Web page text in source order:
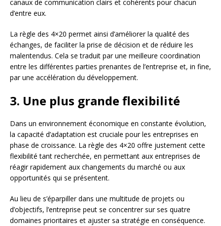
canaux de communication clairs et cohérents pour chacun
d’entre eux.
La règle des 4×20 permet ainsi d’améliorer la qualité des
échanges, de faciliter la prise de décision et de réduire les
malentendus. Cela se traduit par une meilleure coordination
entre les différentes parties prenantes de l’entreprise et, in fine,
par une accélération du développement.
3. Une plus grande flexibilité
Dans un environnement économique en constante évolution,
la capacité d’adaptation est cruciale pour les entreprises en
phase de croissance. La règle des 4×20 offre justement cette
flexibilité tant recherchée, en permettant aux entreprises de
réagir rapidement aux changements du marché ou aux
opportunités qui se présentent.
Au lieu de s’éparpiller dans une multitude de projets ou
d’objectifs, l’entreprise peut se concentrer sur ses quatre
domaines prioritaires et ajuster sa stratégie en conséquence.